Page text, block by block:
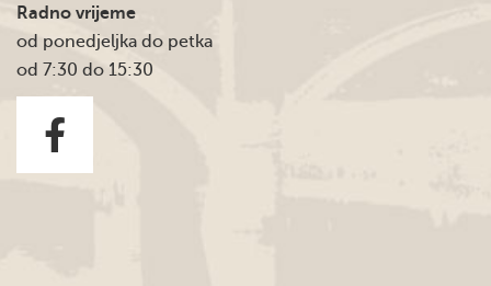
Radno vrijeme
od ponedjeljka do petka
od 7:30 do 15:30